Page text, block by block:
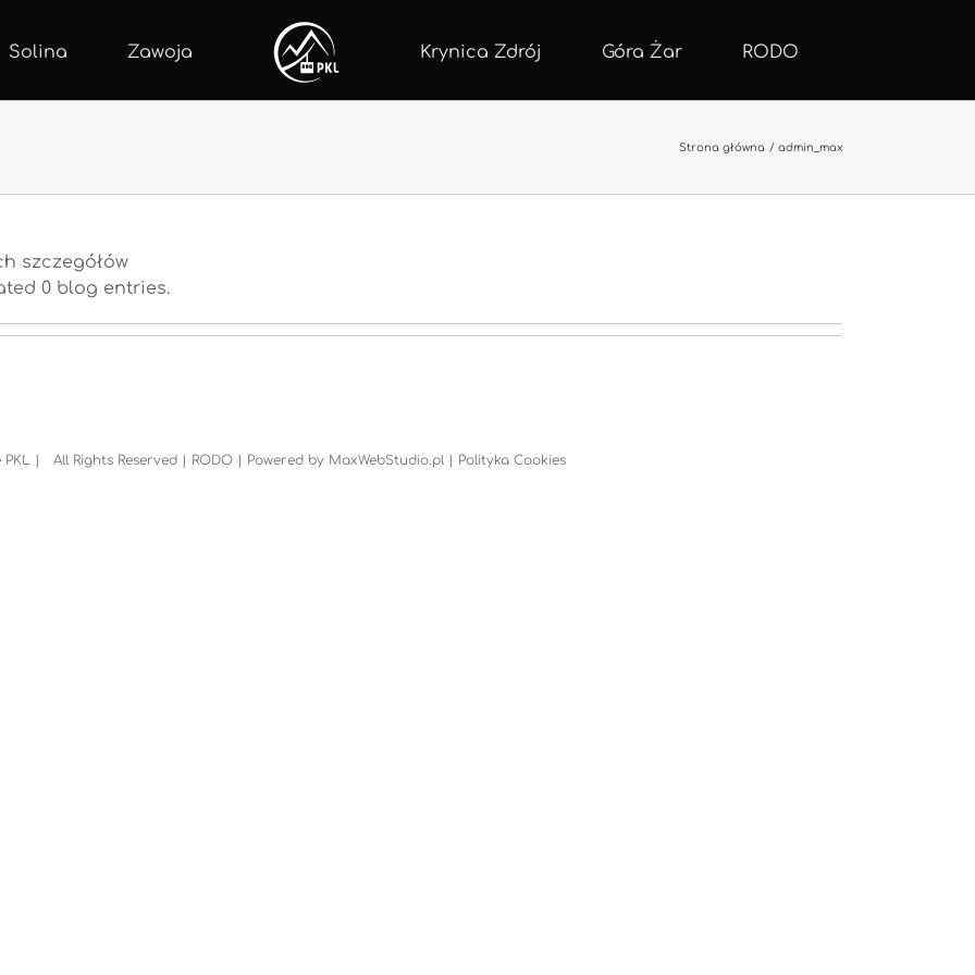
Solina Zawoja Krynica Zdrój Góra Żar RODO
Strona główna admin_max
szczegółów
0 blog entries.
PKL | All Rights Reserved | RODO| Powered by MaxWebStudio.pl| Polityka Cookies